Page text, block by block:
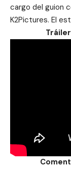
cargo del guion
K2Pictures. El